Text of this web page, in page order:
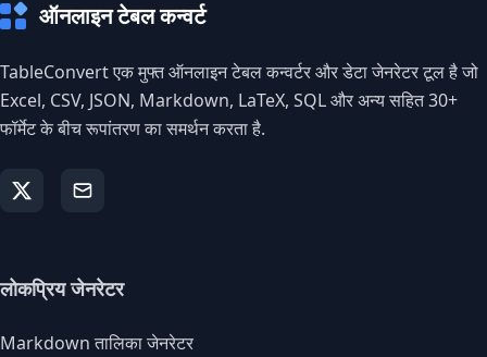
ऑनलाइन टेबल कन्वर्ट
TableConvert एक मुफ्त ऑनलाइन टेबल कन्वर्टर और डेटा जेनरेटर टूल है जो
Excel, CSV, JSON, Markdown, LaTeX, SQL और अन्य सहित 30+
फॉर्मेट के बीच रूपांतरण का समर्थन करता है.
लोकप्रिय जेनरेटर
Markdown तालिका जेनरेटर